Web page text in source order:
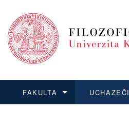
FAKULTA UCHAZEČI